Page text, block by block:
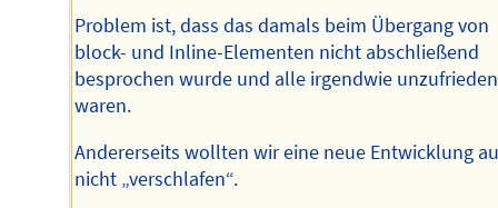
Problem ist, dass das damals beim Übergang von
block- und Inline-Elementen nicht abschließend
besprochen wurde und alle irgendwie unzufrieden
waren.
Andererseits wollten wir eine neue Entwicklung
nicht „verschlafen“.